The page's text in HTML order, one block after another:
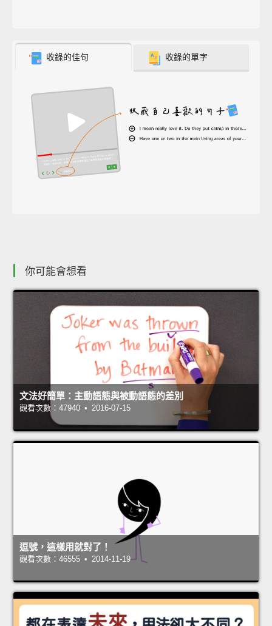
收錄的佳句 收錄的單字
你可能會想看
文法好簡單：主動語態與被動語態的差別
觀看次數：47940 • 2016-07-15
逗號，這樣用就對了！
觀看次數：46555 • 2014-11-19